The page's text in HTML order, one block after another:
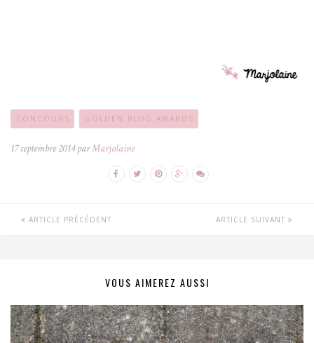
CONCOURS GOLDEN BLOG AWARDS
17 septembre 2014 parMarjolaine
ARTICLE PRÉCÉDENT ARTICLE SUIVANT
VOUS AIMEREZ AUSSI